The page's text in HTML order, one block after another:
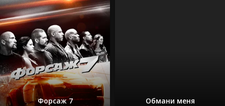
Форсаж 7 Обмани меня